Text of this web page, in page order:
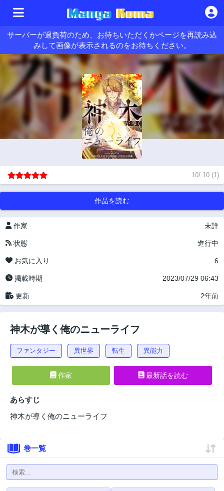
サーバーが過負荷のため、お待ちいただくかページを再読み込
みして画像が表示されるのをお待ちください。
10/ 10 (1)
作品を読む
作家 未詳
状態 進行中
お気に入り 6
掲載時期 2023/07/29 06:43
更新 2年前
神木が導く俺のニューライフ
ファンタジー 異世界 転生 異能力
作家 最新話を読む
あらすじ
神木が導く俺のニューライフ
巻一覧